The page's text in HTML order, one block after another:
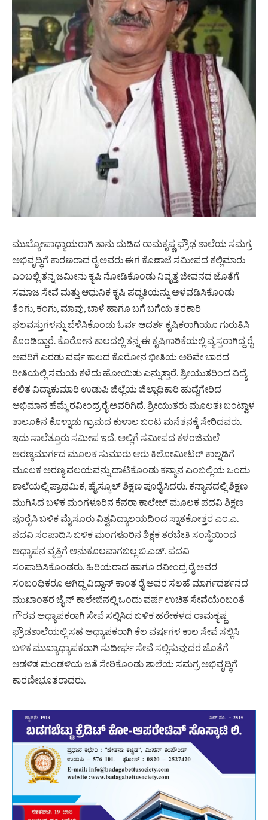
ಮುಖ್ಯೋಪಾಧ್ಯಾಯರಾಗಿ ತಾನು ದುಡಿದ ರಾಮಕೃಷ್ಣ ಫ್ರೌಢ ಶಾಲೆಯ ಸಮಗ್ರ
ಅಭಿವೃದ್ಧಿಗೆ ಕಾರಣರಾದ ರೈ ಅವರು ಈಗ ಕೊಣಾಜೆ ಸಮೀಪದ ಕಲ್ಲಿಮಾರು
ಎಂಬಲ್ಲಿ ತನ್ನ ಜಮೀನು ಕೃಷಿ ನೋಡಿಕೊಂಡು ನಿವೃತ್ತ ಜೀವನದ ಜೊತೆಗೆ
ಸಮಾಜ ಸೇವೆ ಮತ್ತು ಆಧುನಿಕ ಕೃಷಿ ಪದ್ಧತಿಯನ್ನು ಅಳವಡಿಸಿಕೊಂಡು
ತೆಂಗು, ಕಂಗು, ಮಾವು, ಬಾಳೆ ಹಾಗೂ ಬಗೆ ಬಗೆಯ ತರಕಾರಿ
ಫಲವಸ್ತುಗಳನ್ನು ಬೆಳೆಸಿಕೊಂಡು ಓರ್ವ ಆದರ್ಶ ಕೃಷಿಕರಾಗಿಯೂ ಗುರುತಿಸಿ
ಕೊಂಡಿದ್ದಾರೆ. ಕೊರೋನ ಕಾಲದಲ್ಲಿ ತನ್ನ ಈ ಕೃಷಿಗಾರಿಕೆಯಲ್ಲಿ ವ್ಯಸ್ತರಾಗಿದ್ದ ರೈ
ಅವರಿಗೆ ಎರಡು ವರ್ಷ ಕಾಲದ ಕೊರೋನ ಭೀತಿಯ ಅರಿವೇ ಬಾರದ
ರೀತಿಯಲ್ಲಿ ಸಮಯ ಕಳೆದು ಹೋಯಿತು ಎನ್ನುತ್ತಾರೆ. ಶ್ರೀಯುತರಿಂದ ವಿದ್ಯೆ
ಕಲಿತ ವಿದ್ಯಾಕುಮಾರಿ ಉಡುಪಿ ಜಿಲ್ಲೆಯ ಜಿಲ್ಲಾಧಿಕಾರಿ ಹುದ್ದೆಗೇರಿದ
ಅಭಿಮಾನ ಹೆಮ್ಮೆ ರವೀಂದ್ರ ರೈ ಅವರಿಗಿದೆ. ಶ್ರೀಯುತರು ಮೂಲತಃ ಬಂಟ್ವಾಳ
ತಾಲೂಕಿನ ಕೊಳ್ನಾಡು ಗ್ರಾಮದ ಕುಳಾಲ ಬಂಟ ಮನೆತನಕ್ಕೆ ಸೇರಿದವರು.
ಇದು ಸಾಲೆತ್ತೂರು ಸಮೀಪ ಇದೆ. ಅಲ್ಲಿಗೆ ಸಮೀಪದ ಕಳಂಜಿಮಲೆ
ಅರಣ್ಯಮಾರ್ಗದ ಮೂಲಕ ಸುಮಾರು ಆರು ಕಿಲೋಮೀಟರ್ ಕಾಲ್ನಡಿಗೆ
ಮೂಲಕ ಅರಣ್ಯ ವಲಯವನ್ನು ದಾಟಿಕೊಂಡು ಕನ್ಯಾನ ಎಂಬಲ್ಲಿಯ ಒಂದು
ಶಾಲೆಯಲ್ಲಿ ಪ್ರಾಥಮಿಕ, ಹೈಸ್ಕೂಲ್ ಶಿಕ್ಷಣ ಪೂರೈಸಿದರು. ಕನ್ಯಾನದಲ್ಲಿ ಶಿಕ್ಷಣ
ಮುಗಿಸಿದ ಬಳಿಕ ಮಂಗಳೂರಿನ ಕೆನರಾ ಕಾಲೇಜ್ ಮೂಲಕ ಪದವಿ ಶಿಕ್ಷಣ
ಪೂರೈಸಿ ಬಳಿಕ ಮೈಸೂರು ವಿಶ್ವವಿದ್ಯಾಲಯದಿಂದ ಸ್ನಾತಕೋತ್ತರ ಎಂ.ಎ.
ಪದವಿ ಸಂಪಾದಿಸಿ ಬಳಿಕ ಮಂಗಳೂರಿನ ಶಿಕ್ಷಕ ತರಬೇತಿ ಸಂಸ್ಥೆಯಿಂದ
ಅಧ್ಯಾಪನ ವೃತ್ತಿಗೆ ಅನುಕೂಲವಾಗಬಲ್ಲ ಬಿ.ಎಡ್. ಪದವಿ
ಸಂಪಾದಿಸಿಕೊಂಡರು. ಹಿರಿಯರಾದ ಹಾಗೂ ರವೀಂದ್ರ ರೈ ಅವರ
ಸಂಬಂಧಿಕರೂ ಆಗಿದ್ದ ವಿದ್ವಾನ್ ಕಾಂತ ರೈ ಅವರ ಸಲಹೆ ಮಾರ್ಗದರ್ಶನದ
ಮುಖಾಂತರ ಜೈನ್ ಕಾಲೇಜಿನಲ್ಲಿ ಒಂದು ವರ್ಷ ಉಚಿತ ಸೇವೆಯೆಂಬಂತೆ
ಗೌರವ ಅಧ್ಯಾಪಕರಾಗಿ ಸೇವೆ ಸಲ್ಲಿಸಿದ ಬಳಿಕ ಹರೇಕಳದ ರಾಮಕೃಷ್ಣ
ಫ್ರೌಡಶಾಲೆಯಲ್ಲಿ ಸಹ ಅಧ್ಯಾಪಕರಾಗಿ ಕೆಲ ವರ್ಷಗಳ ಕಾಲ ಸೇವೆ ಸಲ್ಲಿಸಿ
ಬಳಿಕ ಮುಖ್ಯಾಧ್ಯಾಪಕರಾಗಿ ಸುದೀರ್ಘ ಸೇವೆ ಸಲ್ಲಿಸುವುದರ ಜೊತೆಗೆ
ಆಡಳಿತ ಮಂಡಳಿಯ ಜತೆ ಸೇರಿಕೊಂಡು ಶಾಲೆಯ ಸಮಗ್ರ ಅಭಿವೃದ್ಧಿಗೆ
ಕಾರಣೀಭೂತರಾದರು.